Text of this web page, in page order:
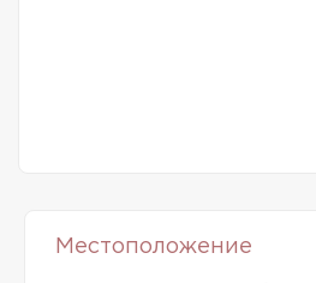
Местоположение